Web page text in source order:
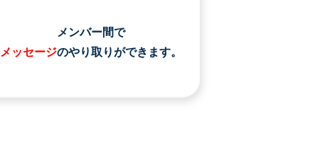
メンバー間で
メッセージのやり取りができます。